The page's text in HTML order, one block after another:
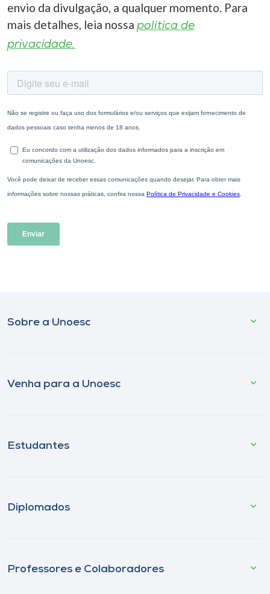
envio da divulgação, a qualquer momento. Para
mais detalhes, leia nossa política de
privacidade.
Sobre a Unoesc
Venha para a Unoesc
Estudantes
Diplomados
Professores e Colaboradores